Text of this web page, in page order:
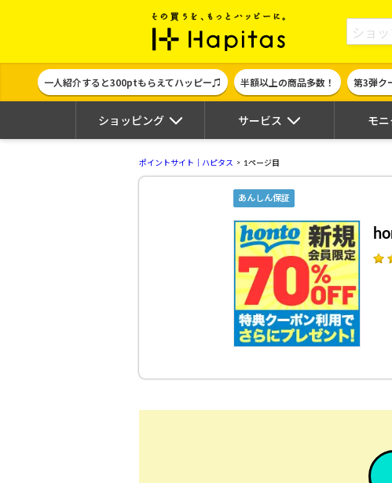
ポイント貯めて現金や
一人紹介すると300ptもらえてハッピー♫ 半額以上の商品多数！ 第3弾ク
ショッピング サービス モニ
ポイントサイト｜ハピタス 1ページ目
あんしん保証